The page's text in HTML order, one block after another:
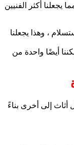
يجعلنا أكثر الفنيين
، وهذا يجعلنا
أيضًا واحدة من
إلى أخرى بناءً